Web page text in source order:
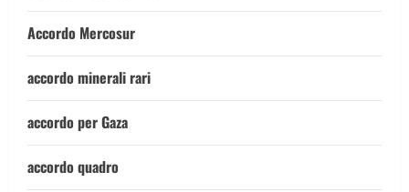
Accordo Mercosur
accordo minerali rari
accordo per Gaza
accordo quadro